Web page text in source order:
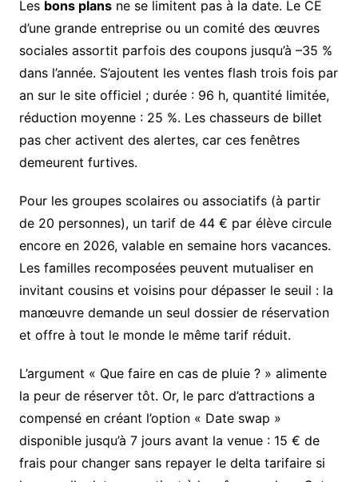
Les bons plansne se limitent pas à la date. Le CE
d’une grande entreprise ou un comité des œuvres
sociales assortit parfois des coupons jusqu’à –35 %
dans l’année. S’ajoutent les ventes flash trois fois par
an sur le site officiel ; durée : 96 h, quantité limitée,
réduction moyenne : 25 %. Les chasseurs de billet
pas cher activent des alertes, car ces fenêtres
demeurent furtives.
Pour les groupes scolaires ou associatifs (à partir
de 20 personnes), un tarif de 44 € par élève circule
encore en 2026, valable en semaine hors vacances.
Les familles recomposées peuvent mutualiser en
invitant cousins et voisins pour dépasser le seuil : la
manœuvre demande un seul dossier de réservation
et offre à tout le monde le même tarif réduit.
L’argument « Que faire en cas de pluie ? » alimente
la peur de réserver tôt. Or, le parc d’attractions a
compensé en créant l’option « Date swap »
disponible jusqu’à 7 jours avant la venue : 15 € de
frais pour changer sans repayer le delta tarifaire si